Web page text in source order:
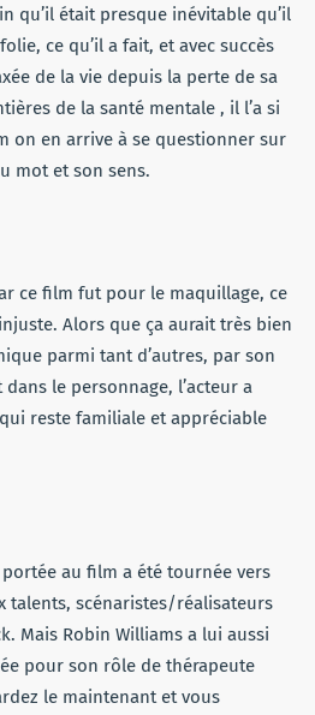
qu’il était presque inévitable qu’il
ce qu’il a fait, et avec succès
de la vie depuis la perte de sa
de la santé mentale , il l’a si
on en arrive à se questionner sur
mot et son sens.
ce film fut pour le maquillage, ce
Alors que ça aurait très bien
parmi tant d’autres, par son
le personnage, l’acteur a
reste familiale et appréciable
au film a été tournée vers
talents, scénaristes/réalisateurs
Mais Robin Williams a lui aussi
pour son rôle de thérapeute
le maintenant et vous